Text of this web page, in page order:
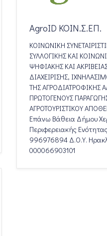
AgroID ΚΟΙΝ.Σ.ΕΠ.
ΚΟΙΝΩΝΙΚΗ
ΣΥΛΛΟΓΙΚΗΣ ΚΑΙ
ΨΗΦΙΑΚΗΣ ΚΑΙ
ΔΙΑΧΕΙΡΙΣΗΣ,
ΤΗΣ ΑΓΡΟΔΙΑΤΡΟΦΙΚΗΣ
ΠΡΩΤΟΓΕΝΟΥΣ
ΑΓΡΟΤΟΥΡΙΣΤΙΚΟΥ
Επάνω Βάθεια Δήμου
Περιφερειακής
996976894 Δ.Ο.Υ.
000066903101